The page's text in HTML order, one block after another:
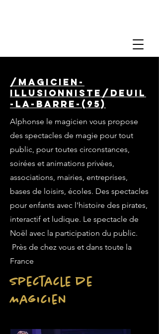
/magicien-
illusionniste/deuil
-la-barre-(95)
Alphonse le magicien vous propose
des spectacles de magie pour tout
public, pour toutes circonstances,
soirées et animations privées,
associations, mairies, entreprises,
bases de loisirs, écoles. Des spectacles
pour enfants avec l'histoire des pirates,
interactif et ludique. Le spectacle de
Noël avec la participation du public.
Près de chez vous et dans toute la
France
Spectacle de
Magicien